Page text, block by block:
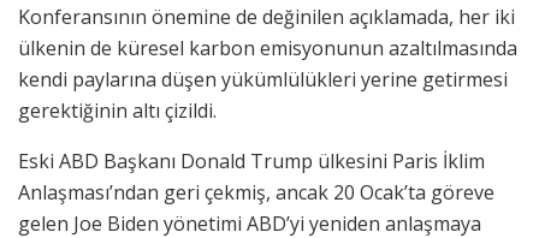
Konferansının önemine de değinilen açıklamada, her iki
ülkenin de küresel karbon emisyonunun azaltılmasında
kendi paylarına düşen yükümlülükleri yerine getirmesi
gerektiğinin altı çizildi.
Eski ABD Başkanı Donald Trump ülkesini Paris İklim
Anlaşması’ndan geri çekmiş, ancak 20 Ocak’ta göreve
gelen Joe Biden yönetimi ABD’yi yeniden anlaşmaya